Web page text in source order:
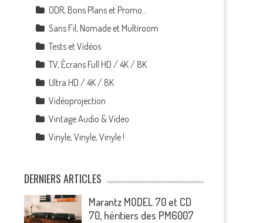
ODR, Bons Plans et Promo…
Sans Fil, Nomade et Multiroom
Tests et Vidéos
TV, Écrans Full HD / 4K / 8K
Ultra HD / 4K / 8K
Vidéoprojection
Vintage Audio & Video
Vinyle, Vinyle, Vinyle !
DERNIERS ARTICLES
Marantz MODEL 70 et CD
70, héritiers des PM6007